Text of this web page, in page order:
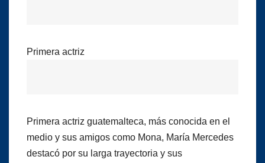
Primera actriz
Primera actriz guatemalteca, más conocida en el
medio y sus amigos como Mona, María Mercedes
destacó por su larga trayectoria y sus